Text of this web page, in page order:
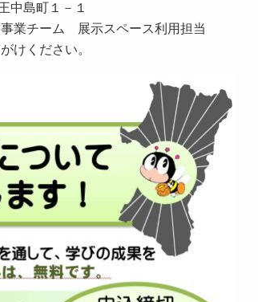
中島町１－１
展示スペース利用担当
ください。